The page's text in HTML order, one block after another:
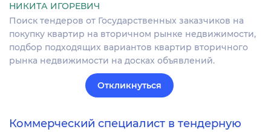
НИКИТА ИГОРЕВИЧ
Поиск тендеров от Государственных заказчиков на
покупку квартир на вторичном рынке недвижимости,
подбор подходящих вариантов квартир вторичного
рынка недвижимости на досках объявлений.
Откликнуться
Коммерческий специалист в тендерную